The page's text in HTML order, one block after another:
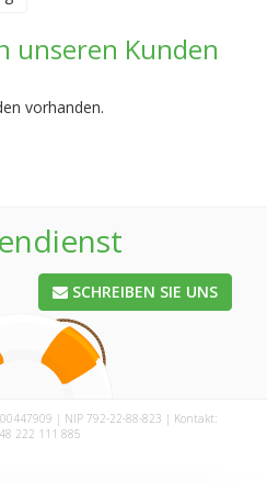
unseren Kunden
vorhanden.
SCHREIBEN SIE UNS
| NIP 792-22-88-823 | Kontakt:
222 111 885